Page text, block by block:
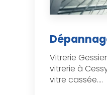
Vitrerie
vitrerie à
vitre cassée....